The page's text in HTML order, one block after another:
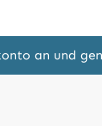
an und